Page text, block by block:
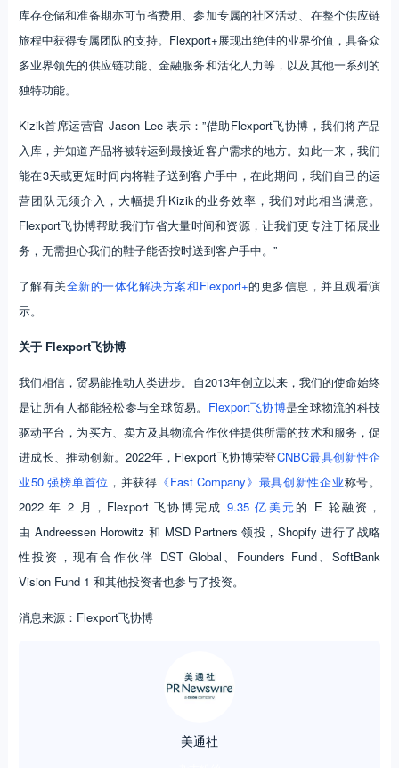
库存仓储和准备期亦可节省费用、参加专属的社区活动、在整个供应链
旅程中获得专属团队的支持。Flexport+展现出绝佳的业界价值，具备众
多业界领先的供应链功能、金融服务和活化人力等，以及其他一系列的
独特功能。
Kizik首席运营官 Jason Lee 表示：”借助Flexport飞协博，我们将产品
入库，并知道产品将被转运到最接近客户需求的地方。如此一来，我们
能在3天或更短时间内将鞋子送到客户手中，在此期间，我们自己的运
营团队无须介入，大幅提升Kizik的业务效率，我们对此相当满意。
Flexport飞协博帮助我们节省大量时间和资源，让我们更专注于拓展业
务，无需担心我们的鞋子能否按时送到客户手中。”
了解有关全新的一体化解决方案和Flexport+的更多信息，并且观看演
示。
关于Flexport飞协博
我们相信，贸易能推动人类进步。自2013年创立以来，我们的使命始终
是让所有人都能轻松参与全球贸易。 Flexport飞协博是全球物流的科技
驱动平台，为买方、卖方及其物流合作伙伴提供所需的技术和服务，促
进成长、推动创新。2022年，Flexport飞协博荣登CNBC最具创新性企
业50 强榜单首位 ，并获得 《Fast Company》最具创新性企业称号。
2022 年 2 月，Flexport 飞协博完成9.35 亿美元的 E 轮融资，
由 Andreessen Horowitz 和 MSD Partners 领投，Shopify 进行了战略
性投资，现有合作伙伴 DST Global、Founders Fund、SoftBank
Vision Fund 1 和其他投资者也参与了投资。
消息来源：Flexport飞协博
美通社